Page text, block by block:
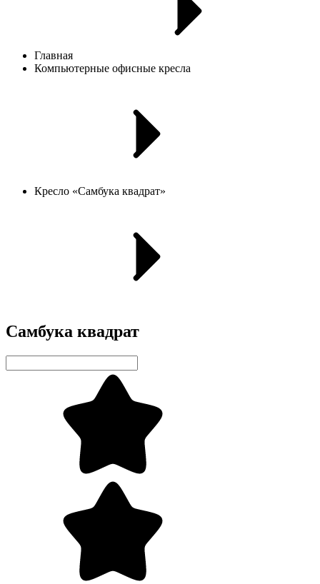
Главная
Компьютерные офисные кресла
Кресло «Самбука квадрат»
Самбука квадрат